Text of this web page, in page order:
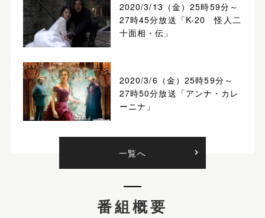
一覧へ
2020/3/13（金）25時59分～
27時45分放送「K-20 怪人二
十面相・伝」
一覧へ
2020/3/6（金）25時59分～
27時50分放送「アンナ・カレ
ーニナ」
一覧へ
番組概要